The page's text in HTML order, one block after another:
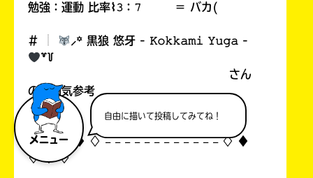
メニュー
自由に描いて投稿してみてね！
勉強：運動 比率⌇𝟹：𝟽 ＝ バカ(
# ︎┊︎
⸝꙳ 黒狼 悠牙 - 𝙺𝚘𝚔𝚔𝚊𝚖𝚒 𝚈𝚞𝚐𝚊 -
꒷꒦
さん
の雰囲気参考
♢ ♦︎ ♢ ♦︎ ♢ 𓐄 𓐄 𓐄 𓐄 𓐄 𓐄 𓐄 𓐄 𓐄 𓐄 𓐄 𓐄 ♢ ♦︎
♢ ♦︎ ♢